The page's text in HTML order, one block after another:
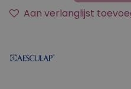
Aan verlanglijst